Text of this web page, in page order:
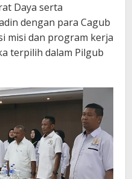
Daya serta
dengan para Cagub
misi dan program kerja
terpilih dalam Pilgub